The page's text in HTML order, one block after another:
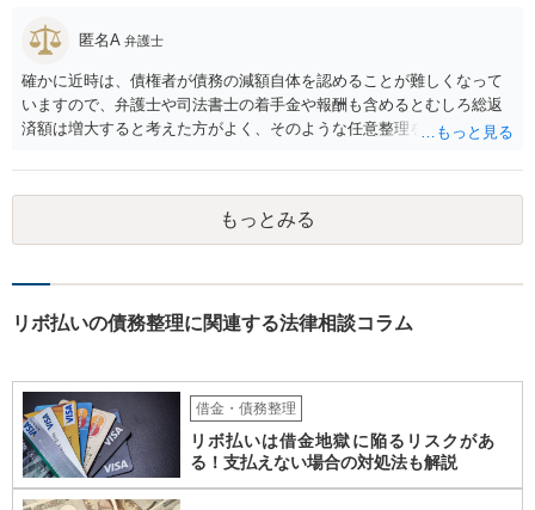
匿名A 弁護士
確かに近時は、債権者が債務の減額自体を認めることが難しくなって
いますので、弁護士や司法書士の着手金や報酬も含めるとむしろ総返
済額は増大すると考えた方がよく、そのような任意整理をしてかえっ
います。 特に「オーバーローンでない不動産」や「売ると高く売却さ
れる自動車」、「２０万円を超える保険解約返戻金がある保険」など
の資産がなければ、個人再生か自己破産を検討する方が良いと思われ
ます。 このような資産があってもなくても、ココナラで最寄りの債務
もっとみる
リボ払いの債務整理に関連する法律相談コラム
借金・債務整理
リボ払いは借金地獄に陥るリスクがあ
る！支払えない場合の対処法も解説